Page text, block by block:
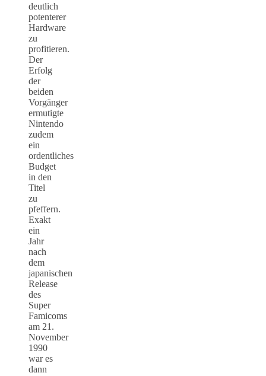
deutlich
potenterer
Hardware
zu
profitieren.
Der
Erfolg
der
beiden
Vorgänger
ermutigte
Nintendo
zudem
ein
ordentliches
Budget
in den
Titel
zu
pfeffern.
Exakt
ein
Jahr
nach
dem
japanischen
Release
des
Super
Famicoms
am 21.
November
1990
war es
dann